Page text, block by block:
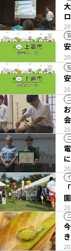
会
今